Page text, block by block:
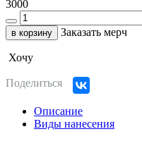
3000
в корзину Заказать мерч
Хочу
Поделиться
Описание
Виды нанесения